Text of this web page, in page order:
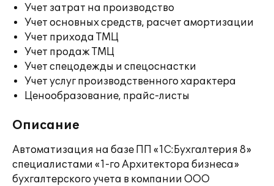
Учет затрат на производство
Учет основных средств, расчет амортизации
Учет прихода ТМЦ
Учет продаж ТМЦ
Учет спецодежды и спецоснастки
Учет услуг производственного характера
Ценообразование, прайс-листы
Описание
Автоматизация на базе ПП «1С:Бухгалтерия 8»
специалистами «1-го Архитектора бизнеса»
бухгалтерского учета в компании ООО